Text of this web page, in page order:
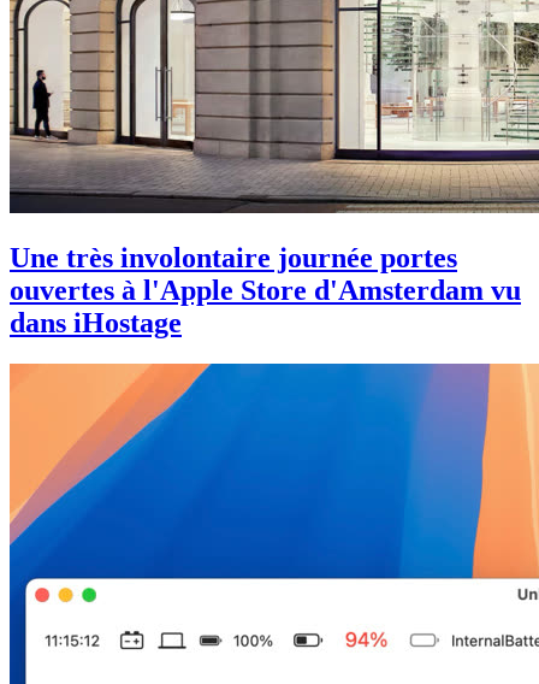
Une très involontaire journée portes
ouvertes à l'Apple Store d'Amsterdam vu
dans iHostage